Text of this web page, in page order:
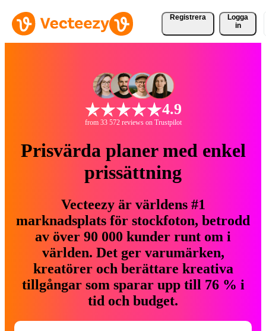
Registrera
Logga
in
4.9
from 33 572 reviews on Trustpilot
Prisvärda planer med enkel
prissättning
Vecteezy är världens #1
marknadsplats för stockfoton, betrodd
av över 90 000 kunder runt om i
världen. Det ger varumärken,
kreatörer och berättare kreativa
tillgångar som sparar upp till 76 % i
tid och budget.